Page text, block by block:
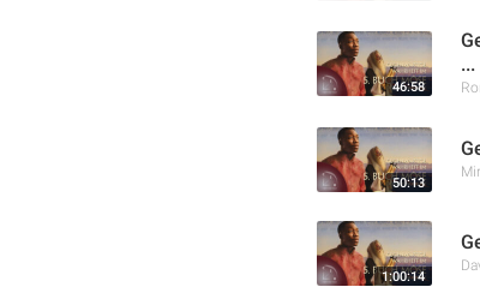
46:58
...
50:13
1:00:14